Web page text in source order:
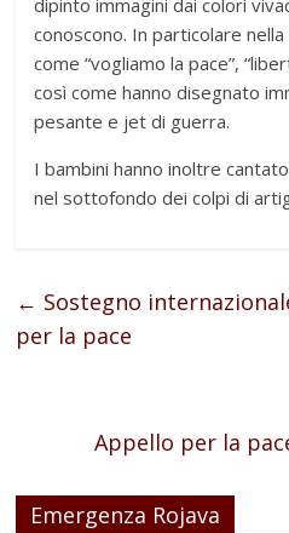
dipinto immagini dai colori
conoscono. In particolare
come “vogliamo la pace”,
così come hanno disegnato
pesante e jet di guerra.
I bambini hanno inoltre
nel sottofondo dei colpi di
← Sostegno
per la pace
Appello per la
Emergenza Rojava